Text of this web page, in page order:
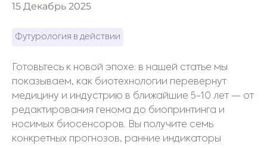
15 Декабрь 2025
Футурология в действии
Готовьтесь к новой эпохе: в нашей статье мы
показываем, как биотехнологии перевернут
медицину и индустрию в ближайшие 5-10 лет — от
редактирования генома до биопринтинга и
носимых биосенсоров. Вы получите семь
конкретных прогнозов, ранние индикаторы